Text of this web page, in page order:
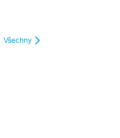
Všechny